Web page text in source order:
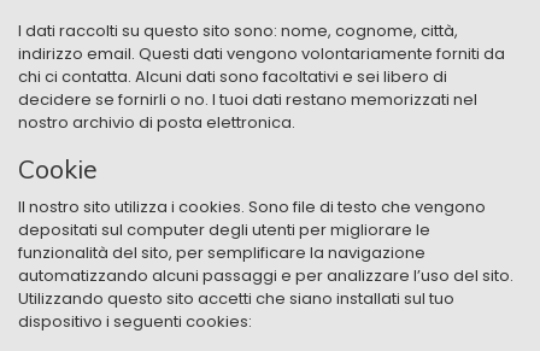
I dati raccolti su questo sito sono: nome, cognome, città,
indirizzo email. Questi dati vengono volontariamente forniti da
chi ci contatta. Alcuni dati sono facoltativi e sei libero di
decidere se fornirli o no. I tuoi dati restano memorizzati nel
nostro archivio di posta elettronica.
Cookie
Il nostro sito utilizza i cookies. Sono file di testo che vengono
depositati sul computer degli utenti per migliorare le
funzionalità del sito, per semplificare la navigazione
automatizzando alcuni passaggi e per analizzare l’uso del sito.
Utilizzando questo sito accetti che siano installati sul tuo
dispositivo i seguenti cookies: